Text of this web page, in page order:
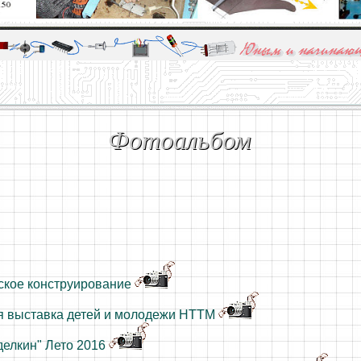
для юных и начинающих радиолюбителей - Popular science
и опыт профессионалов - Basics of electricity,
Фотоальбом
конструирование
выставка детей и молодежи НТТМ
Лето 2016